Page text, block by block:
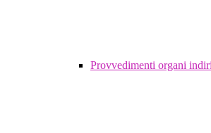
Provvedimenti organi